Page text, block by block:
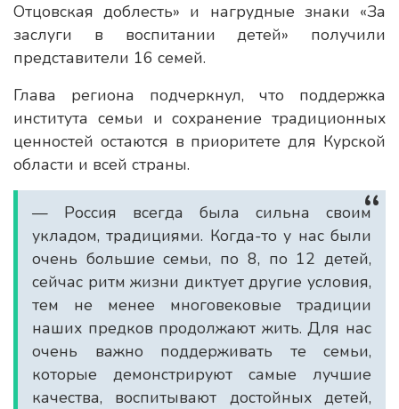
Отцовская доблесть» и нагрудные знаки «За
заслуги в воспитании детей» получили
представители 16 семей.
Глава региона подчеркнул, что поддержка
института семьи и сохранение традиционных
ценностей остаются в приоритете для Курской
области и всей страны.
— Россия всегда была сильна своим
укладом, традициями. Когда-то у нас были
очень большие семьи, по 8, по 12 детей,
сейчас ритм жизни диктует другие условия,
тем не менее многовековые традиции
наших предков продолжают жить. Для нас
очень важно поддерживать те семьи,
которые демонстрируют самые лучшие
качества, воспитывают достойных детей,